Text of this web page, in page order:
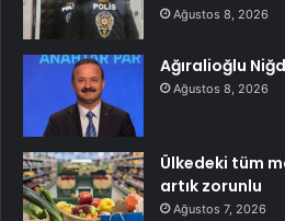
Ağustos 8, 2026
Ağıralioğlu
Ağustos 8, 2026
Ülkedeki tüm
artık zorunlu
Ağustos 7, 2026